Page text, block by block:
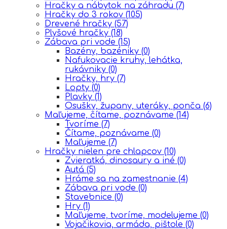
Hračky a nábytok na záhradu (7)
Hračky do 3 rokov (105)
Drevené hračky (57)
Plyšové hračky (18)
Zábava pri vode (15)
Bazény, bazéniky (0)
Nafukovacie kruhy, lehátka,
rukávniky (0)
Hračky, hry (7)
Lopty (0)
Plavky (1)
Osušky, župany, uteráky, ponča (6)
Maľujeme, čítame, poznávame (14)
Tvoríme (7)
Čítame, poznávame (0)
Maľujeme (7)
Hračky nielen pre chlapcov (10)
Zvieratká, dinosaury a iné (0)
Autá (5)
Hráme sa na zamestnanie (4)
Zábava pri vode (0)
Stavebnice (0)
Hry (1)
Maľujeme, tvoríme, modelujeme (0)
Vojačikovia, armáda, pištole (0)